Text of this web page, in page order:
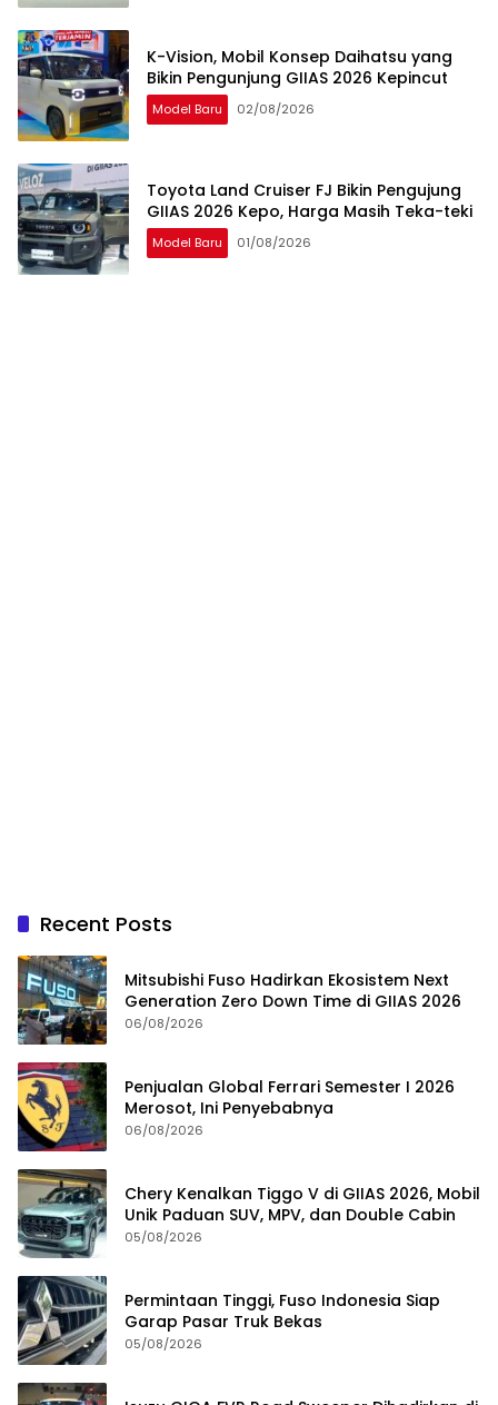
K-Vision, Mobil Konsep Daihatsu yang
Bikin Pengunjung GIIAS 2026 Kepincut
Model Baru 02/08/2026
Toyota Land Cruiser FJ Bikin Pengujung
GIIAS 2026 Kepo, Harga Masih Teka-teki
Model Baru 01/08/2026
Recent Posts
Mitsubishi Fuso Hadirkan Ekosistem Next
Generation Zero Down Time di GIIAS 2026
06/08/2026
Penjualan Global Ferrari Semester I 2026
Merosot, Ini Penyebabnya
06/08/2026
Chery Kenalkan Tiggo V di GIIAS 2026, Mobil
Unik Paduan SUV, MPV, dan Double Cabin
05/08/2026
Permintaan Tinggi, Fuso Indonesia Siap
Garap Pasar Truk Bekas
05/08/2026